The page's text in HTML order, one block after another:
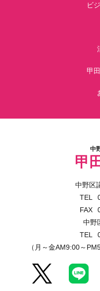
ビ
甲
中
甲
中野区
中野
（月～金AM9:00～